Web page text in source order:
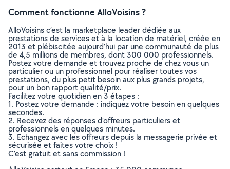
Comment fonctionne AlloVoisins ?
AlloVoisins c’est la marketplace leader dédiée aux
prestations de services et à la location de matériel, créée en
2013 et plébiscitée aujourd’hui par une communauté de plus
de 4,5 millions de membres, dont 300 000 professionnels.
Postez votre demande et trouvez proche de chez vous un
particulier ou un professionnel pour réaliser toutes vos
prestations, du plus petit besoin aux plus grands projets,
pour un bon rapport qualité/prix.
Facilitez votre quotidien en 3 étapes :
1. Postez votre demande : indiquez votre besoin en quelques
secondes.
2. Recevez des réponses d’offreurs particuliers et
professionnels en quelques minutes.
3. Echangez avec les offreurs depuis la messagerie privée et
sécurisée et faites votre choix !
C’est gratuit et sans commission !